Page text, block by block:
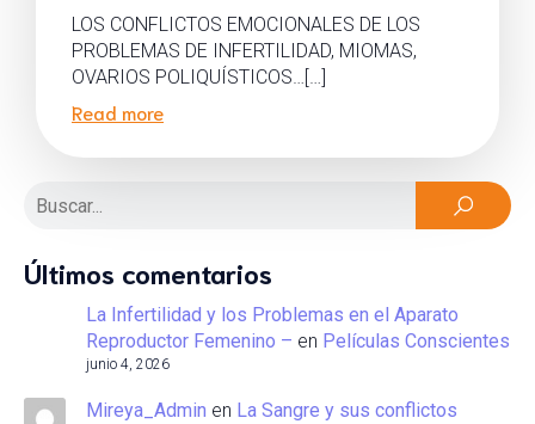
LOS CONFLICTOS EMOCIONALES DE LOS
PROBLEMAS DE INFERTILIDAD, MIOMAS,
OVARIOS POLIQUÍSTICOS…[…]
Read more
Últimos comentarios
La Infertilidad y los Problemas en el Aparato
Reproductor Femenino – en Películas Conscientes
junio 4, 2026
Mireya_Admin en La Sangre y sus conflictos